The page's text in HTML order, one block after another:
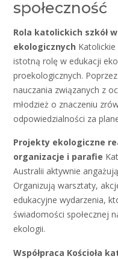
społeczność
Rola katolickich szkół
ekologicznych
istotną rolę w edukacji
proekologicznych.
nauczania związanych z
młodzież o znaczeniu
odpowiedzialności za
Projekty ekologiczne
organizacje i parafie
Australii aktywnie
Organizują warsztaty,
edukacyjne wydarzenia,
świadomości społecznej
ekologii.
Współpraca Kościoła